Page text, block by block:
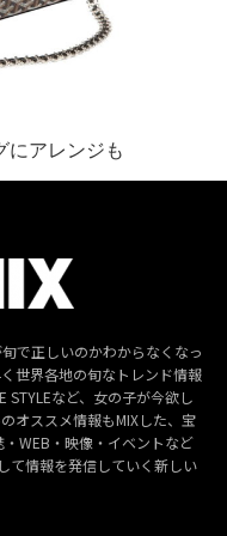
にアレンジも
で正しいのかわからなくなっ
世界各地の旬なトレンド情報
STYLEなど、女の子が今欲し
オススメ情報もMIXした、宝
WEB・映像・イベントなど
て情報を発信していく新しい